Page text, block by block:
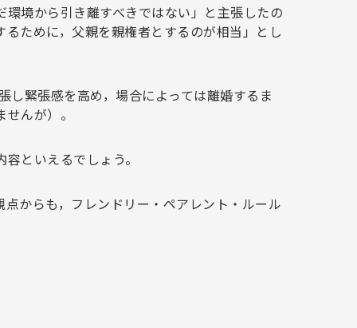
境から引き離すべきではない」と主張したの
ために，父親を親権者とするのが相当」とし
し緊張感を高め，場合によっては離婚するま
んが）。
といえるでしょう。
からも，フレンドリー・ペアレント・ルール